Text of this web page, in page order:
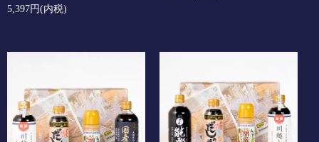
5,397円(内税)